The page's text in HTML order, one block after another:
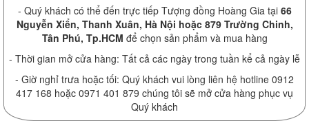
- Quý khách có thể đến trực tiếp Tượng đồng Hoàng Gia tại 66
Nguyễn Xiển, Thanh Xuân, Hà Nội hoặc 879 Trường Chinh,
Tân Phú, Tp.HCM để chọn sản phẩm và mua hàng
- Thời gian mở cửa hàng: Tất cả các ngày trong tuần kể cả ngày lễ
- Giờ nghỉ trưa hoặc tối: Quý khách vui lòng liên hệ hotline 0912
417 168 hoặc 0971 401 879 chúng tôi sẽ mở cửa hàng phục vụ
Quý khách